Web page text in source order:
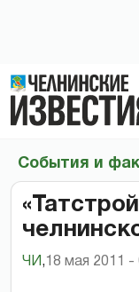
События и
ЧИ , 18 мая 2011 -